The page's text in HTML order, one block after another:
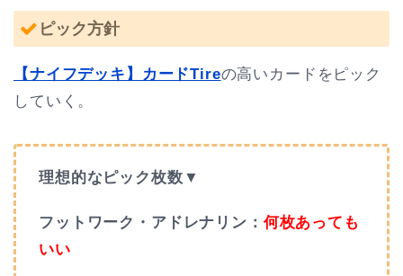
ピック方針
【ナイフデッキ】カードTireの高いカードをピック
していく。
理想的なピック枚数▼
フットワーク・アドレナリン： 何枚あっても
いい